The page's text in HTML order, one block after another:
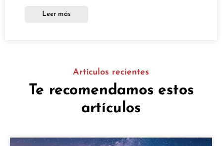
Leer más
Artículos recientes
Te recomendamos estos
artículos